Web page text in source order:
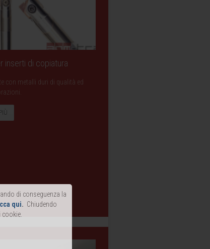
di conseguenza la
qui. Chiudendo
inserti di copiatura
con metalli duri di qualità ed